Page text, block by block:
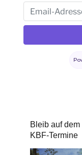
Bleib auf
KBF-Termine